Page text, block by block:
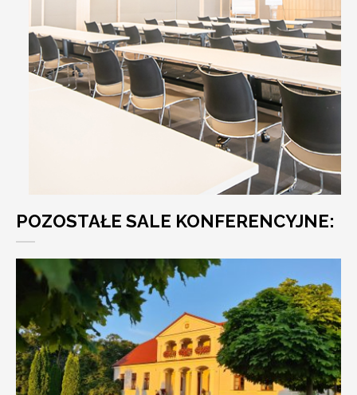
POZOSTAŁE SALE KONFERENCYJNE: